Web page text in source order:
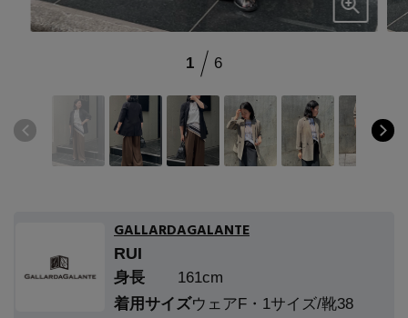
【日傘】完全遮光・軽量傘
【サンダル】ビーサンの季節！
【リネン】涼しい夏素材
【レース】上品な透け感
【雨の日】急な雨対策グッズ
すべてのウェア
カットソー・Tシャツ
シューズ
サンダル
すべてのバッグ・財布
カゴバッグ
ファッション小物
すべてのファッション小物
アクセサリー
カスタマーサポート
お知らせ
1 6
GALLARDAGALANTE
RUI
身長
161cm
着用サイズウェアF・1サイズ/靴38